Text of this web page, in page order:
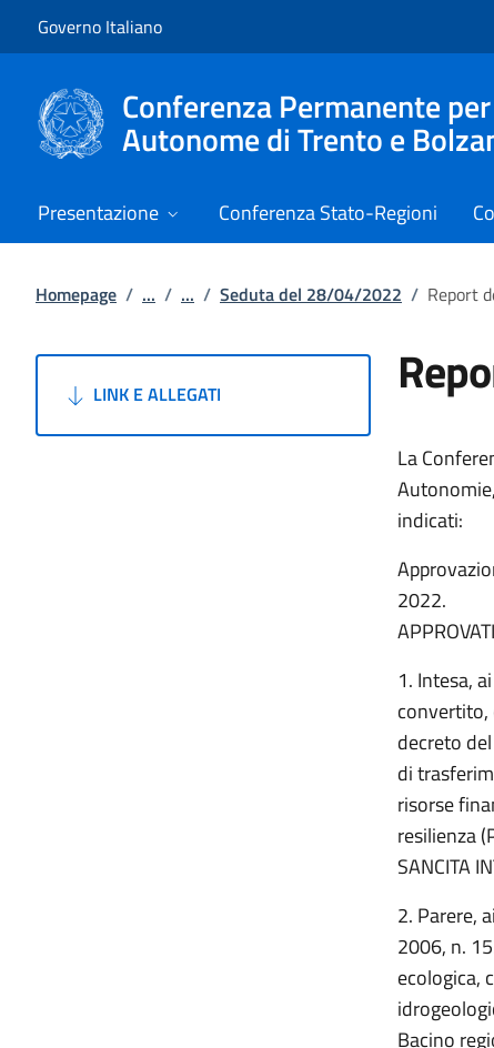
Governo Italiano
Conferenza Permanente
Autonome di Trento e
Presentazione Conferenza Stato-Regioni
Homepage / ... / ... / Seduta del 28/04/2022 / Report
LINK E ALLEGATI
La
indicati:
2022.
APPROVATI
1. Intesa,
convertito,
decreto
di
risorse
resilienza
SANCITA
2. Parere,
2006, n.
ecologica,
Bacino